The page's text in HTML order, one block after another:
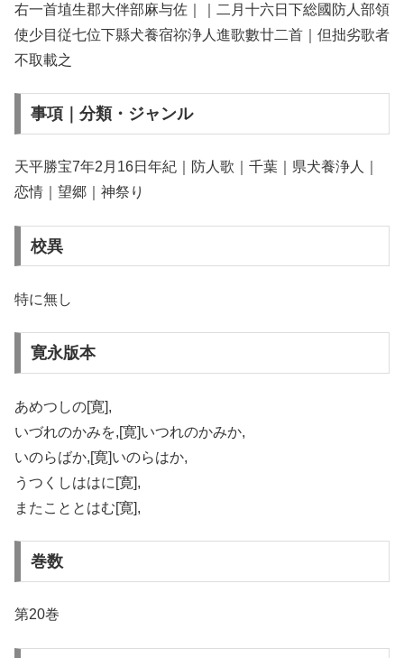
右一首埴生郡大伴部麻与佐｜｜二月十六日下総國防人部領
使少目従七位下縣犬養宿祢浄人進歌數廿二首｜但拙劣歌者
不取載之
事項｜分類・ジャンル
天平勝宝7年2月16日年紀｜防人歌｜千葉｜県犬養浄人｜
恋情｜望郷｜神祭り
校異
特に無し
寛永版本
あめつしの[寛],
いづれのかみを,[寛]いつれのかみか,
いのらばか,[寛]いのらはか,
うつくしははに[寛],
またこととはむ[寛],
巻数
第20巻